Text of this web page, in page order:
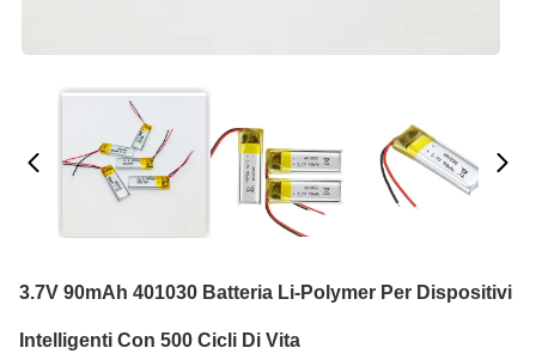
3.7V 90mAh 401030 Batteria Li-Polymer Per Dispositivi
Intelligenti Con 500 Cicli Di Vita